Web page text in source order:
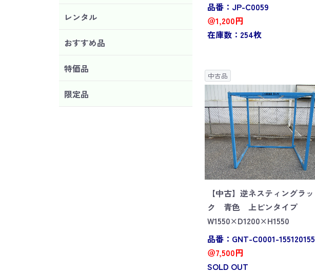
レンタル
おすすめ品
特価品
限定品
品番：JP-C0059
＠1,200円
在庫数：254枚
中古品
【中古】逆ネスティングラッ
ク 青色 上ピンタイプ
W1550×D1200×H1550
品番：GNT-C0001-155120155
＠7,500円
SOLD OUT